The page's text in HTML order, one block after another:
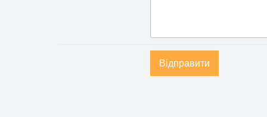
Відправити